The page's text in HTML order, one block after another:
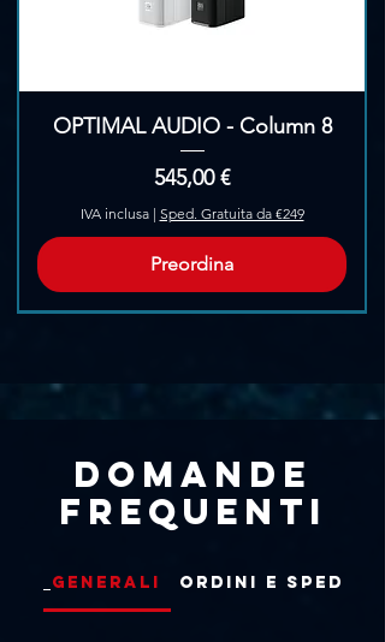
OPTIMAL AUDIO - Column 8
Prezzo
545,00 €
IVA inclusa| Sped. Gratuita da €249
Preordina
Domande
frequenti
Generali Ordini e